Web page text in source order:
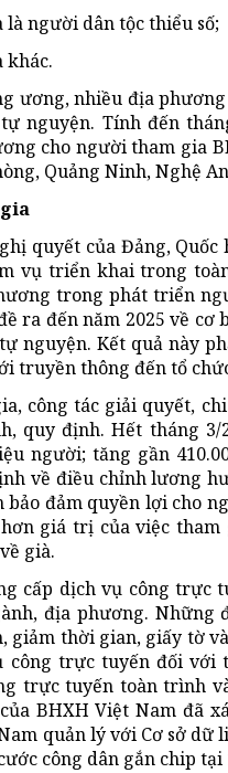
người dân tộc thiểu số;
khác.
ương, nhiều địa
nguyện. Tính đến
cho người tham gia
Quảng Ninh, Nghệ
quyết của Đảng,
vụ triển khai trong
trong phát triển
ra đến năm 2025 về
nguyện. Kết quả này
truyền thông đến tổ
công tác giải quyết,
quy định. Hết tháng
người; tăng gần
về điều chỉnh lương
đảm quyền lợi cho
giá trị của việc tham
già.
cấp dịch vụ công
địa phương.
giảm thời gian, giấy tờ
công trực tuyến đối
trực tuyến toàn trình
BHXH Việt Nam đã
quản lý với Cơ sở
công dân gắn chip